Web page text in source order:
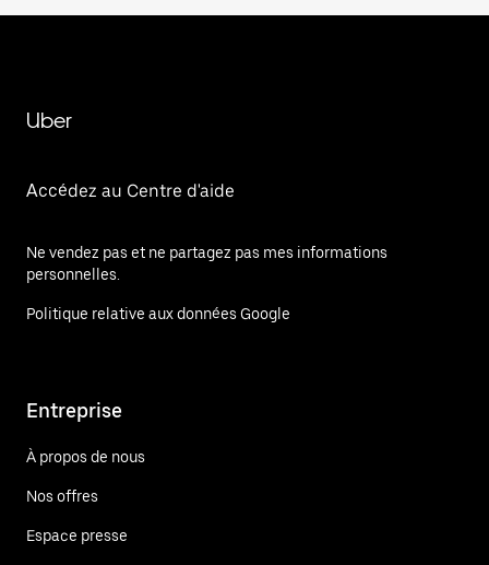
Uber
Accédez au Centre d'aide
Ne vendez pas et ne partagez pas mes informations
personnelles.
Politique relative aux données Google
Entreprise
À propos de nous
Nos offres
Espace presse